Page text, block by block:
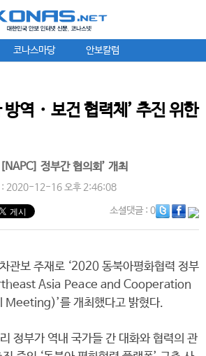
코나스마당 안보칼럼
방역・보건 협력체’ 추진 위한
정부간 협의회’ 개최
: 2020-12-16 오후 2:46:08
소셜댓글: 0
관보 주재로 ‘2020 동북아평화협력 정부
Asia Peace and Cooperation
를 개최했다고 밝혔다.
정부가 역내 국가들 간 대화와 협력의 관